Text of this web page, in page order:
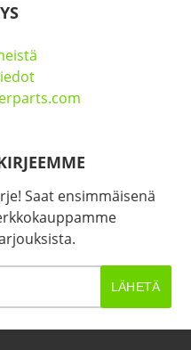
Saat ensimmäisenä